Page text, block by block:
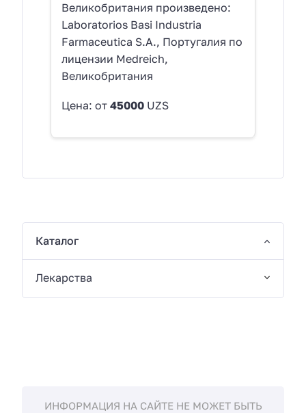
Великобритания произведено:
Laboratorios Basi Industria
Farmaceutica S.A., Португалия по
лицензии Medreich,
Великобритания
Цена: от 45000 UZS
Каталог
Лекарства
ИНФОРМАЦИЯ НА САЙТЕ НЕ МОЖЕТ БЫТЬ